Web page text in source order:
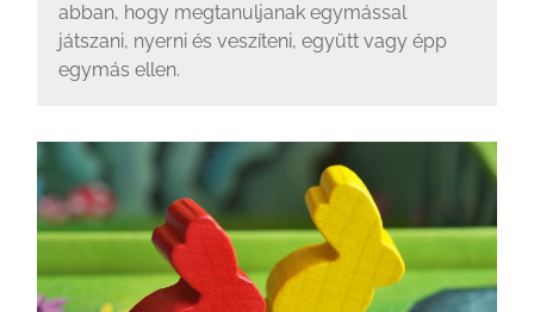
abban, hogy megtanuljanak egymással
játszani, nyerni és veszíteni, együtt vagy épp
egymás ellen.